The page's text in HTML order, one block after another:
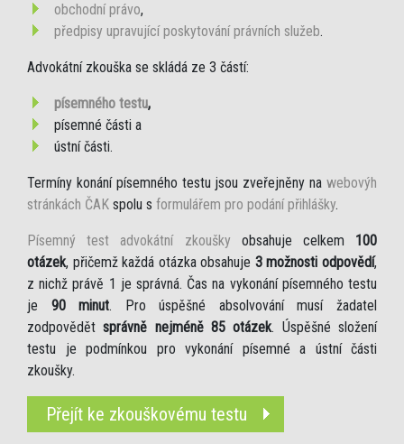
obchodní právo,
předpisy upravující poskytování právních služeb.
Advokátní zkouška se skládá ze 3 částí:
písemného testu,
písemné části a
ústní části.
Termíny konání písemného testu jsou zveřejněny na webovýh
stránkách ČAK spolu s formulářem pro podání přihlášky.
Písemný test advokátní zkoušky obsahuje celkem 100
otázek, přičemž každá otázka obsahuje 3 možnosti odpovědí,
z nichž právě 1 je správná. Čas na vykonání písemného testu
je 90 minut. Pro úspěšné absolvování musí žadatel
zodpovědětsprávně nejméně 85 otázek. Úspěšné složení
testu je podmínkou pro vykonání písemné a ústní části
zkoušky.
Přejít ke zkouškovému testu